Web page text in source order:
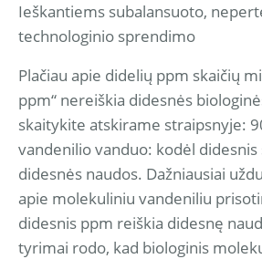
Ieškantiems subalansuoto,
technologinio sprendimo
Plačiau apie didelių ppm skaičių
ppm“ nereiškia didesnės
skaitykite atskirame straipsnyje:
vandenilio vanduo: kodėl didesnis
didesnės naudos. Dažniausiai
apie molekuliniu vandeniliu
didesnis ppm reiškia didesnę
tyrimai rodo, kad biologinis